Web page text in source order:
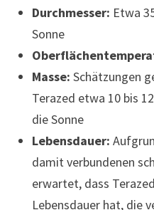
Durchmesser: Etwa
Sonne
Masse: Schätzungen
Terazed etwa 10 bis
die Sonne
Lebensdauer:
damit verbundenen
erwartet, dass
Lebensdauer hat, die